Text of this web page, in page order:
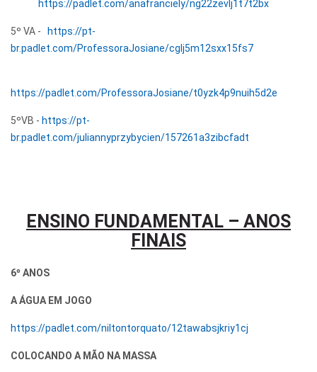
https://padlet.com/anafranciely/ng22zevlj1t7t2bx
5º VA -
https://pt-
br.padlet.com/ProfessoraJosiane/cglj5m12sxx15fs7
https://padlet.com/ProfessoraJosiane/t0yzk4p9nuih5d2e
5ºVB - https://pt-
br.padlet.com/juliannyprzybycien/157261a3zibcfadt
ENSINO FUNDAMENTAL – ANOS
FINAIS
6º ANOS
A ÁGUA EM JOGO
https://padlet.com/niltontorquato/12tawabsjkriy1cj
COLOCANDO A MÃO NA MASSA